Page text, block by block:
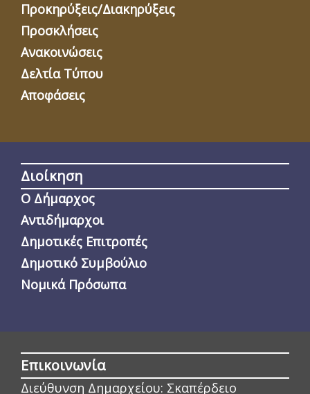
Προκηρύξεις/Διακηρύξεις
Προσκλήσεις
Ανακοινώσεις
Δελτία Τύπου
Αποφάσεις
Διοίκηση
Ο Δήμαρχος
Αντιδήμαρχοι
Δημοτικές Επιτροπές
Δημοτικό Συμβούλιο
Νομικά Πρόσωπα
Επικοινωνία
Διεύθυνση Δημαρχείου: Σκαπέρδειο